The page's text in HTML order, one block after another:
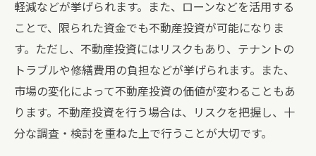
軽減などが挙げられます。また、ローンなどを活用する
ことで、限られた資金でも不動産投資が可能になりま
す。ただし、不動産投資にはリスクもあり、テナントの
トラブルや修繕費用の負担などが挙げられます。また、
市場の変化によって不動産投資の価値が変わることもあ
ります。不動産投資を行う場合は、リスクを把握し、十
分な調査・検討を重ねた上で行うことが大切です。